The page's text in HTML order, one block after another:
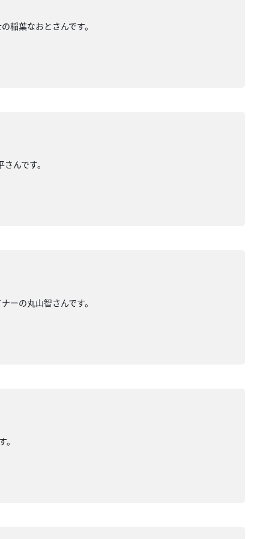
稲葉なおとさんです。
んです。
ーの丸山智さんです。